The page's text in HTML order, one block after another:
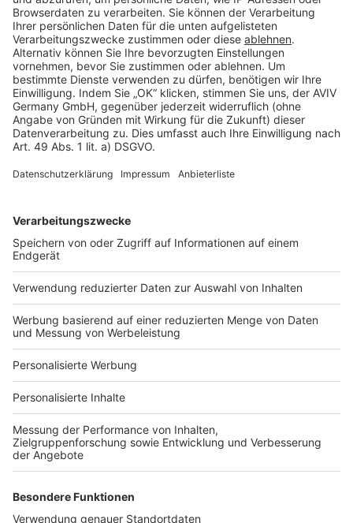
Rechtliches
AGB-Übersicht
Datenschutz
Impressum
Fotonachweis
Bauprojekt-Quiz
Häuser-Suche
Hausanbieter-Suche
Bauprojekt-Profil
Für Unternehmen
Ihre Baufirma auf bauen.de
Kostenloses Infogespräch